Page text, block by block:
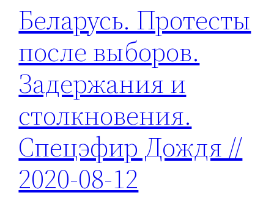
Беларусь. Протесты
после выборов.
Задержания и
столкновения.
Спецэфир Дождя //
2020-08-12